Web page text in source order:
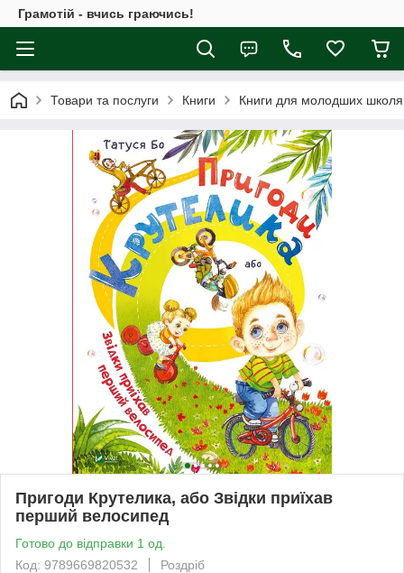
Грамотій - вчись граючись!
Товари та послуги Книги Книги для молодших
Пригоди Крутелика, або Звідки приїхав
перший велосипед
Готово до відправки 1 од.
Код: 9789669820532
Роздріб